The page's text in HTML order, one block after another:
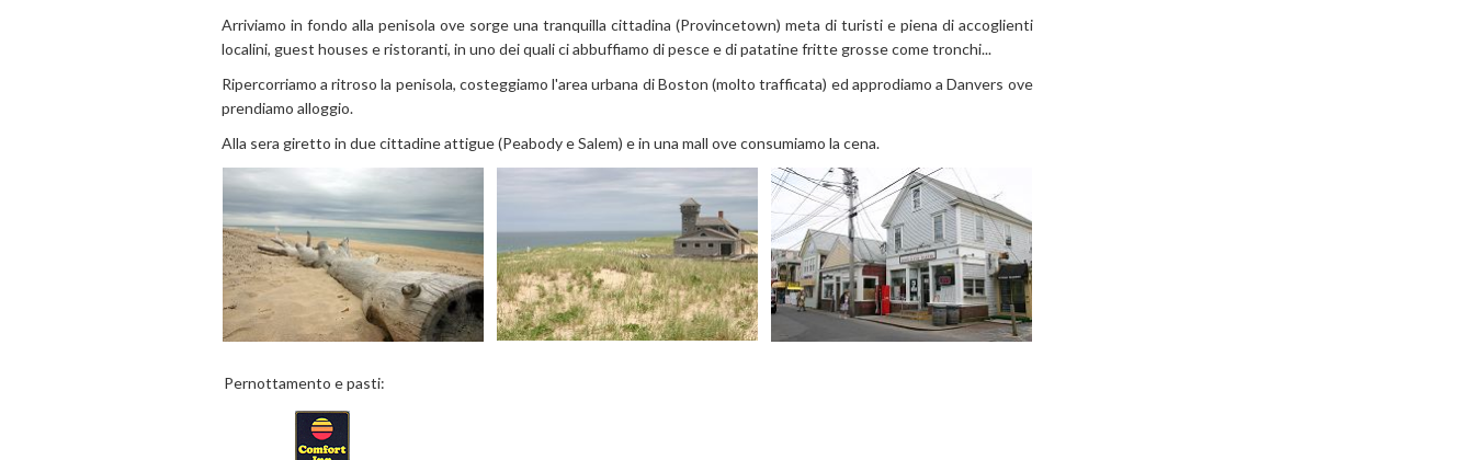
Arriviamo in fondo alla penisola ove sorge una tranquilla cittadina (Provincetown) meta di turisti e piena di accoglienti
localini, guest houses e ristoranti, in uno dei quali ci abbuffiamo di pesce e di patatine fritte grosse come tronchi...
Ripercorriamo a ritroso la penisola, costeggiamo l'area urbana di Boston (molto trafficata) ed approdiamo a Danvers ove
prendiamo alloggio.
Alla sera giretto in due cittadine attigue (Peabody e Salem) e in una mall ove consumiamo la cena.
Pernottamento e pasti: